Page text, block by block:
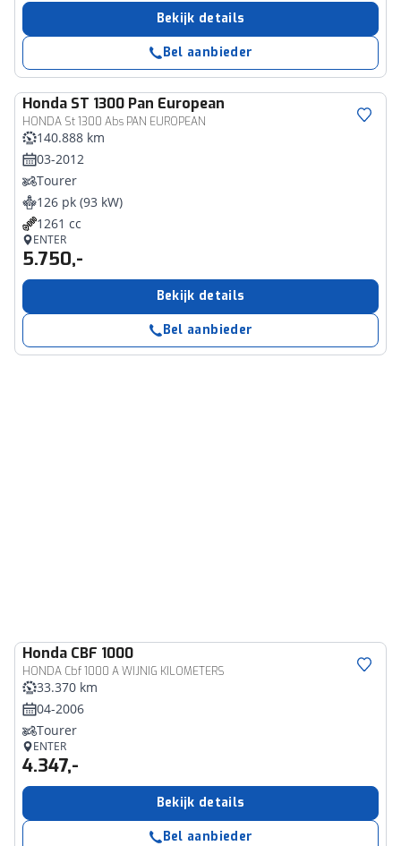
Bekijk details
Bel aanbieder
Honda ST 1300 Pan European
HONDA St 1300 Abs PAN EUROPEAN
140.888 km
03-2012
Tourer
126 pk (93 kW)
1261 cc
ENTER
5.750,-
Bekijk details
Bel aanbieder
Honda CBF 1000
HONDA Cbf 1000 A WIJNIG KILOMETERS
33.370 km
04-2006
Tourer
ENTER
4.347,-
Bekijk details
Bel aanbieder